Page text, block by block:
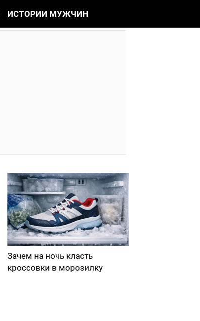
ИСТОРИИ МУЖЧИН
Зачем на ночь класть
кроссовки в морозилку